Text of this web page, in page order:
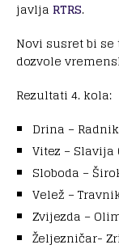
javlja RTRS.
Novi susret bi
dozvole
Rezultati 4. kola:
Drina –
Vitez – Slavija
Sloboda –
Velež –
Zvijezda –
Željezničar-